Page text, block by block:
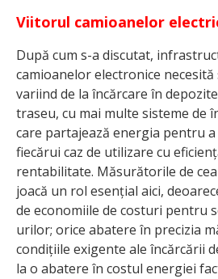
Viitorul camioanelor
După cum s-a discutat,
camioanelor electronice necesită
variind de la încărcare în
traseu, cu mai multe sisteme de
care partajează energia pentru
fiecărui caz de utilizare cu
rentabilitate. Măsurătorile de
joacă un rol esențial aici,
de economiile de costuri pentru
urilor; orice abatere în precizia
condițiile exigente ale încărcării
la o abatere în costul energiei